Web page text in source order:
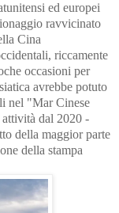
ed europei
ravvicinato
Cina
riccamente
occasioni per
avrebbe potuto
nel "Mar Cinese
dal 2020 -
della maggior parte
della stampa